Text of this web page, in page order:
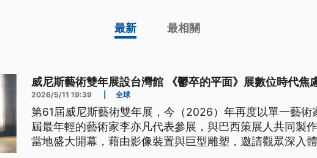
最新 最相關
威尼斯藝術雙年展設台灣館 《鬱卒的平面》展數位時代焦
2026/5/11 19:39 全球
第61屆威尼斯藝術雙年展，今（2026）年再度以單一藝術
屆最年輕的藝術家李亦凡代表參展，與巴西策展人共同製
當地盛大開幕，藉由影像裝置與巨型雕塑，邀請觀眾深入